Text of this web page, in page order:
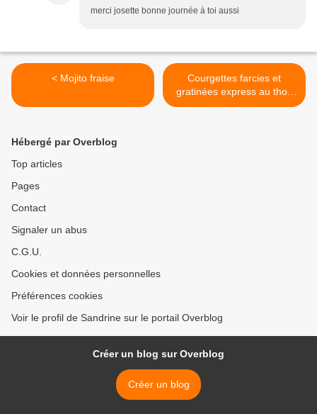
merci josette bonne journée à toi aussi
< Mojito fraise
Courgettes farcies et
gratinées express au thon
et à la tomate >
Hébergé par Overblog
Top articles
Pages
Contact
Signaler un abus
C.G.U.
Cookies et données personnelles
Préférences cookies
Voir le profil de Sandrine sur le portail Overblog
Créer un blog sur Overblog
Créer un blog